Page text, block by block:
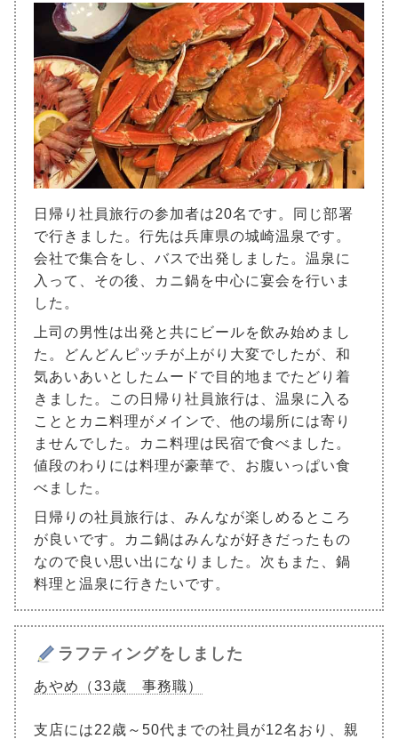
日帰り社員旅行の参加者は20名です。同じ部署
で行きました。行先は兵庫県の城崎温泉です。
会社で集合をし、バスで出発しました。温泉に
入って、その後、カニ鍋を中心に宴会を行いま
した。
上司の男性は出発と共にビールを飲み始めまし
た。どんどんピッチが上がり大変でしたが、和
気あいあいとしたムードで目的地までたどり着
きました。この日帰り社員旅行は、温泉に入る
こととカニ料理がメインで、他の場所には寄り
ませんでした。カニ料理は民宿で食べました。
値段のわりには料理が豪華で、お腹いっぱい食
べました。
日帰りの社員旅行は、みんなが楽しめるところ
が良いです。カニ鍋はみんなが好きだったもの
なので良い思い出になりました。次もまた、鍋
料理と温泉に行きたいです。
ラフティングをしました
あやめ（33歳 事務職）
支店には22歳～50代までの社員が12名おり、親